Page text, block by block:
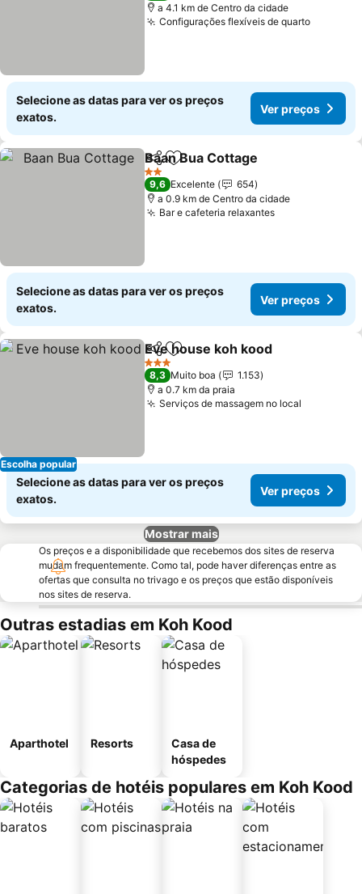
a 4.1 km de Centro da cidade
Configurações flexíveis de quarto
Selecione as datas para ver os preços
exatos.
Ver preços
PartilharAdicionar aos favoritos
Baan Bua Cottage
2 Estrelas
9,6 Excelente
654
a 0.9 km de Centro da cidade
Bar e cafeteria relaxantes
Selecione as datas para ver os preços
exatos.
Ver preços
Escolha popular
PartilharAdicionar aos favoritos
Eve house koh kood
3 Estrelas
8,3 Muito boa
1.153
a 0.7 km da praia
Serviços de massagem no local
Selecione as datas para ver os preços
exatos.
Ver preços
Mostrar mais
Os preços e a disponibilidade que recebemos dos sites de reserva
mudam frequentemente. Como tal, pode haver diferenças entre as
ofertas que consulta no trivago e os preços que estão disponíveis
nos sites de reserva.
Outras estadias em Koh Kood
Aparthotel Resorts
Casa de
hóspedes
Categorias de hotéis populares em Koh Kood